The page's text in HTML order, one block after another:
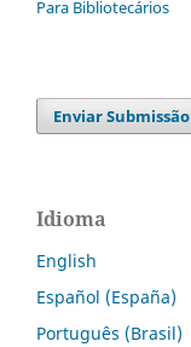
Para Bibliotecários
Enviar Submissão
Idioma
English
Español (España)
Português (Brasil)